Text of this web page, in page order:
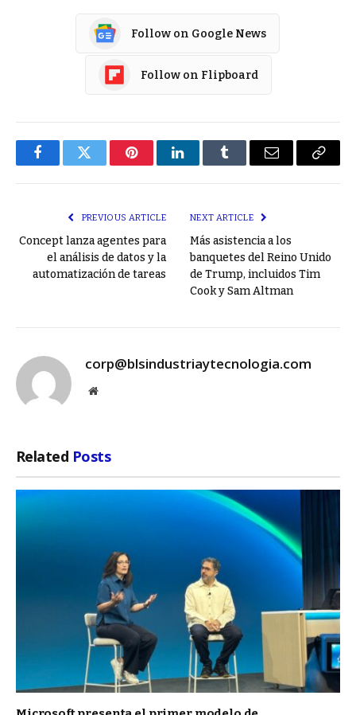
Follow on Google News
Follow on Flipboard
FacebookTwitter PinterestLinkedInTumblr Email
Copy
PREVIOUS ARTICLE
Concept lanza agentes para
el análisis de datos y la
automatización de tareas
NEXT ARTICLE
Más asistencia a los
banquetes del Reino Unido
de Trump, incluidos Tim
Cook y Sam Altman
corp@blsindustriaytecnologia.com
Website
Related Posts